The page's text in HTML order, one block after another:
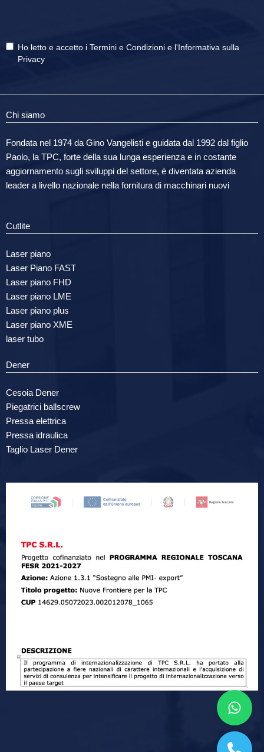
Ho letto e accetto i Termini e Condizioni e l'Informativa sulla
Privacy
Chi siamo
Fondata nel 1974 da Gino Vangelisti e guidata dal 1992 dal figlio
Paolo, la TPC, forte della sua lunga esperienza e in costante
aggiornamento sugli sviluppi del settore, è diventata azienda
leader a livello nazionale nella fornitura di macchinari nuovi
Cutlite
Laser piano
Laser Piano FAST
Laser piano FHD
Laser piano LME
Laser piano plus
Laser piano XME
laser tubo
Dener
Cesoia Dener
Piegatrici ballscrew
Pressa elettrica
Pressa idraulica
Taglio Laser Dener